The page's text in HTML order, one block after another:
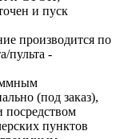
и пуск
производится по
пульта -
(под заказ),
посредством
пунктов